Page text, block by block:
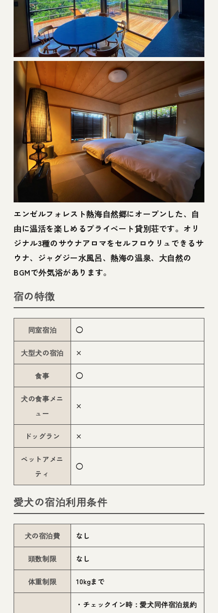
エンゼルフォレスト熱海自然郷にオープンした、自
由に温活を楽しめるプライベート貸別荘です。オリ
ジナル3種のサウナアロマをセルフロウリュできるサ
ウナ、ジャグジー水風呂、熱海の温泉、大自然の
BGMで外気浴があります。
宿の特徴
同室宿泊 ◯
大型犬の宿泊 ×
食事 ◯
犬の食事メニ
ュー
×
ドッグラン ×
ペットアメニ
ティ
◯
愛犬の宿泊利用条件
犬の宿泊費 なし
頭数制限 なし
体重制限 10kgまで
・チェックイン時：愛犬同伴宿泊規約